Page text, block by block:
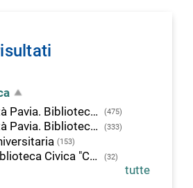
Università Pavia. Biblioteca del Dipartimento di musicologia e beni culturali
(475)
Università Pavia. Biblioteca di Studi Umanistici (333)
(153)
Pavia. Biblioteca Civica "Carlo Bonetta" (32)
tutte